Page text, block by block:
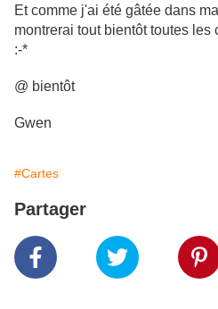
Et comme j'ai été gâtée dans
montrerai tout bientôt toutes
:-*
@ bientôt
Gwen
#Cartes
Partager